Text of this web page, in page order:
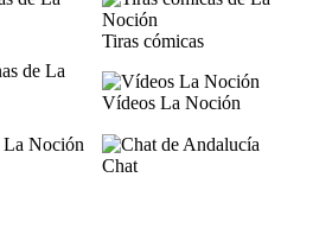
Tiras cómicas
Vídeos La Noción
Chat